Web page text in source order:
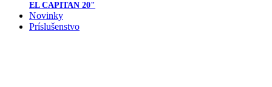
EL CAPITAN 20"
Novinky
Príslušenstvo